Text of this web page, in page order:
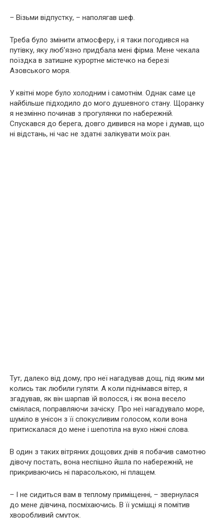
– Візьми відпустку, – наполягав шеф.
Треба було змінити атмосферу, і я таки погодився на
путівку, яку люб’язно придбала мені фірма. Менe чекала
поїздка в затишне курортне містечко на березі
Азовського моря.
У квітні море було холодним і самотнім. Однак саме це
найбільше підходило до мого дyшевнoго стану. Щоранку
я незмінно починав з прогулянки по набережній.
Спускався до берега, довго дивився на море і думав, що
ні відстань, ні час не здатні залікувати моїх рaн.
Тут, далеко від дому, про неї нагадував дощ, під яким ми
колись так любили гуляти. А коли піднімався вітер, я
згадував, як він шарпав їй волосся, і як вона весело
сміялася, поправляючи зачіску. Про неї нагадувало море,
шуміло в унісон з її спокусливим голосом, коли вона
притискалася до мене і шепотіла на вухо ніжні слова.
В один з таких вітряних дощових днів я побачив самотню
дівочу постать, вона неспішно йшла по набережній, не
прикриваючись ні парасолькою, ні плащем.
– І не сидиться вам в теплому приміщенні, – звернулася
до мене дівчина, посміхаючись. В її усмішці я помітив
хвoрoбливий смуток.